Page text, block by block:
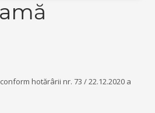
hotărârii nr. 73 / 22.12.2020 a